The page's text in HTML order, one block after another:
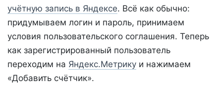
учётную запись в Яндексе. Всё как обычно:
придумываем логин и пароль, принимаем
условия пользовательского соглашения. Теперь
как зарегистрированный пользователь
переходим на Яндекс.Метрику и нажимаем
«Добавить счётчик».